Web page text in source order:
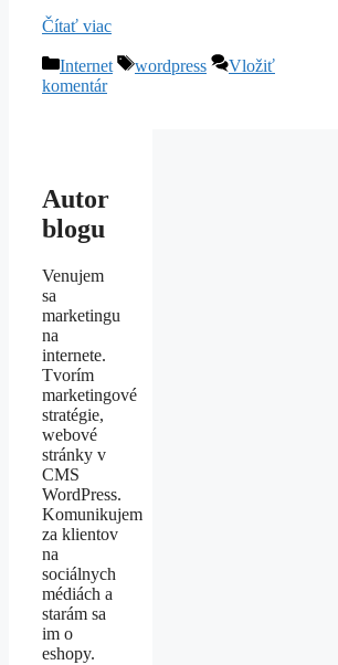
Čítať viac
Kategórie
Internet Značky
wordpress
Vložiť
komentár
Autor
blogu
Venujem
sa
marketingu
na
internete.
Tvorím
marketingové
stratégie,
webové
stránky v
CMS
WordPress.
Komunikujem
za klientov
na
sociálnych
médiách a
starám sa
im o
eshopy.